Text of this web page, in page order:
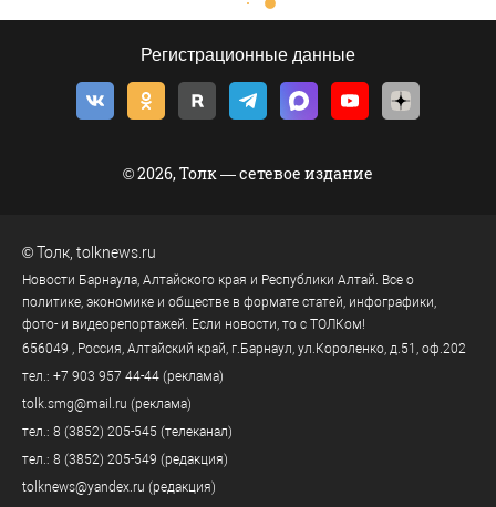
Регистрационные данные
© 2026, Толк — сетевое издание
©Толк tolknews.ru
Новости Барнаула, Алтайского края и Республики Алтай. Все о
политике, экономике и обществе в формате статей, инфографики,
фото- и видеорепортажей. Если новости, то с ТОЛКом!
656049 , Россия, Алтайский край, г.Барнаул, ул.Короленко, д.51, оф.202
тел.: +7 903 957 44-44 (реклама)
tolk.smg@mail.ru (реклама)
тел.: 8 (3852) 205-545 (телеканал)
тел.: 8 (3852) 205-549 (редакция)
tolknews@yandex.ru (редакция)